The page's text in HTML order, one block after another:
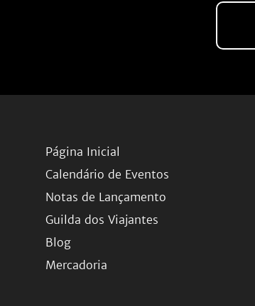
Página Inicial
Calendário de Eventos
Notas de Lançamento
Guilda dos Viajantes
Blog
Mercadoria